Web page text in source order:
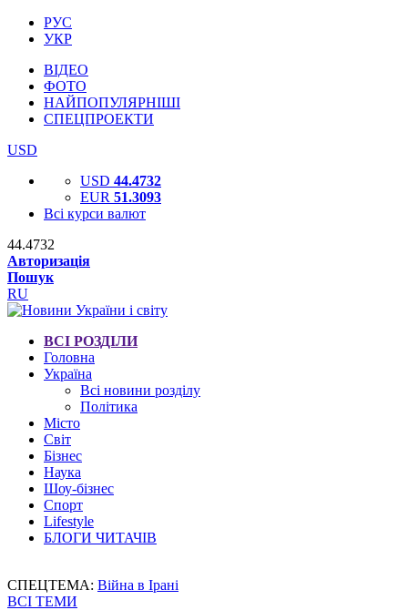
РУС
УКР
ВІДЕО
ФОТО
НАЙПОПУЛЯРНІШІ
СПЕЦПРОЕКТИ
USD
USD 44.4732
EUR 51.3093
Всі курси валют
44.4732
Авторизація
Пошук
RU
ВСІ РОЗДІЛИ
Головна
Україна
Всі новини розділу
Політика
Місто
Світ
Бізнес
Наука
Шоу-бізнес
Спорт
Lifestyle
БЛОГИ ЧИТАЧІВ
СПЕЦТЕМА: Війна в Ірані
ВСІ ТЕМИ